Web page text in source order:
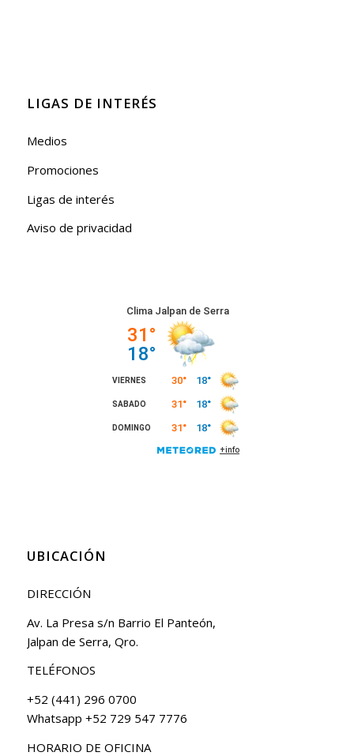
LIGAS DE INTERÉS
Medios
Promociones
Ligas de interés
Aviso de privacidad
UBICACIÓN
DIRECCIÓN
Av. La Presa s/n Barrio El Panteón,
Jalpan de Serra, Qro.
TELÉFONOS
+52 (441) 296 0700
Whatsapp +52 729 547 7776
HORARIO DE OFICINA